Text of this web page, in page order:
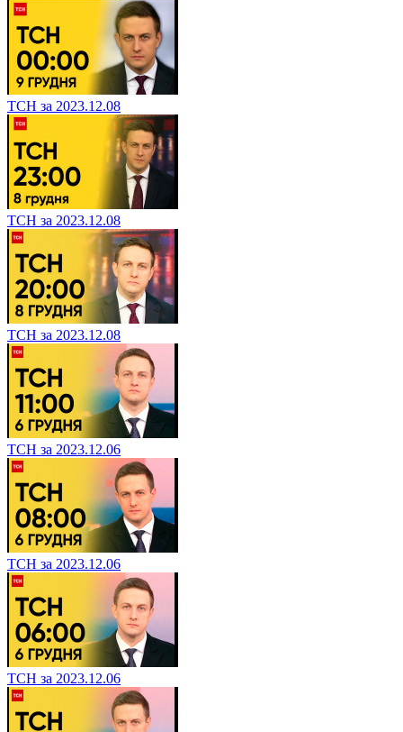
ТСН за 2023.12.08
ТСН за 2023.12.08
ТСН за 2023.12.08
ТСН за 2023.12.06
ТСН за 2023.12.06
ТСН за 2023.12.06